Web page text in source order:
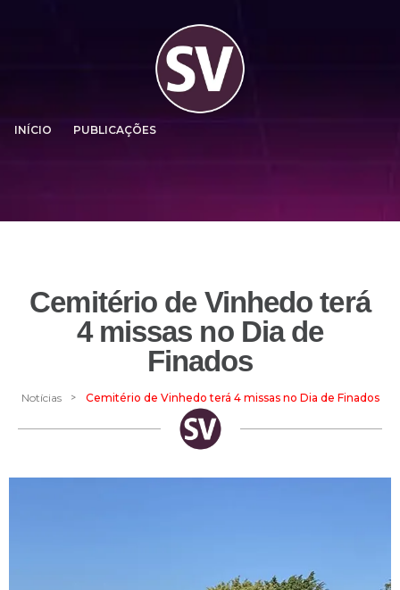
INÍCIO PUBLICAÇÕES
Cemitério de Vinhedo terá
4 missas no Dia de
Finados
Notícias > Cemitério de Vinhedo terá 4 missas no Dia de Finados